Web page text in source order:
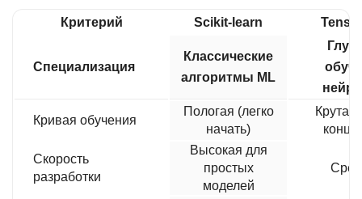
Критерий Scikit-learn
Специализация
Классические
алгоритмы ML
Кривая обучения
Пологая (легко
начать)
Крутая
Скорость
разработки
Высокая для
простых
моделей